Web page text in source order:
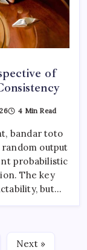
of
4 Min Read
bandar toto
random output
probabilistic
The key
but…
Next »